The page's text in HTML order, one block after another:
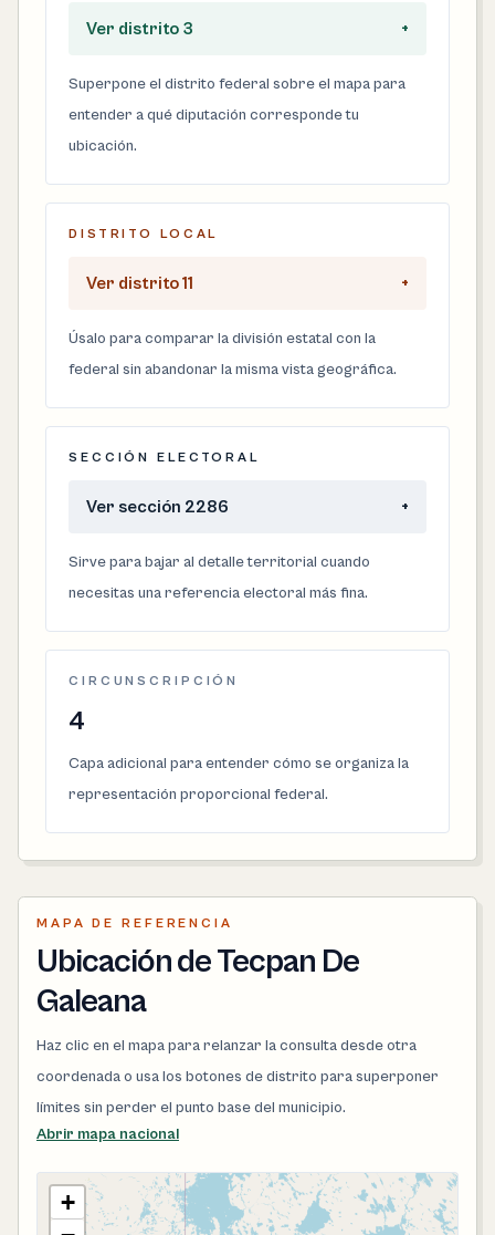
Ver distrito 3 +
Superpone el distrito federal sobre el mapa para
entender a qué diputación corresponde tu
ubicación.
DISTRITO LOCAL
Ver distrito 11 +
Úsalo para comparar la división estatal con la
federal sin abandonar la misma vista geográfica.
SECCIÓN ELECTORAL
Ver sección 2286 +
Sirve para bajar al detalle territorial cuando
necesitas una referencia electoral más fina.
CIRCUNSCRIPCIÓN
4
Capa adicional para entender cómo se organiza la
representación proporcional federal.
MAPA DE REFERENCIA
Ubicación de Tecpan De
Galeana
Haz clic en el mapa para relanzar la consulta desde otra
coordenada o usa los botones de distrito para superponer
límites sin perder el punto base del municipio.
Abrir mapa nacional
+